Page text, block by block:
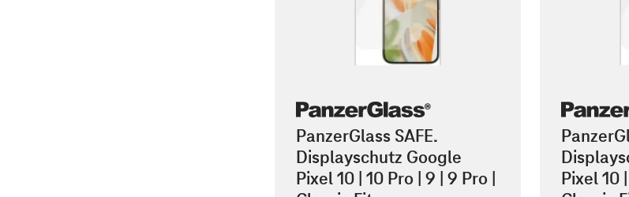
PanzerGlass SAFE.
Displayschutz Google
Pixel 10 | 10 Pro | 9 | 9 Pro |
Pixel 10